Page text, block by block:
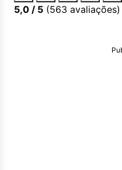
5,0 / 5 (563 avaliações)